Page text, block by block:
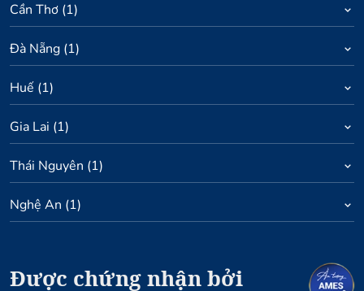
Cần Thơ (1)
Đà Nẵng (1)
Huế (1)
Gia Lai (1)
Thái Nguyên (1)
Nghệ An (1)
Được chứng nhận bởi